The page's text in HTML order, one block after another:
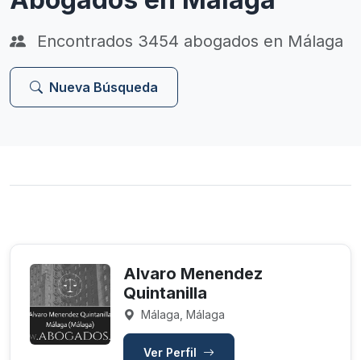
Encontrados 3454 abogados en Málaga
Nueva Búsqueda
Alvaro Menendez
Quintanilla
Málaga, Málaga
Ver Perfil